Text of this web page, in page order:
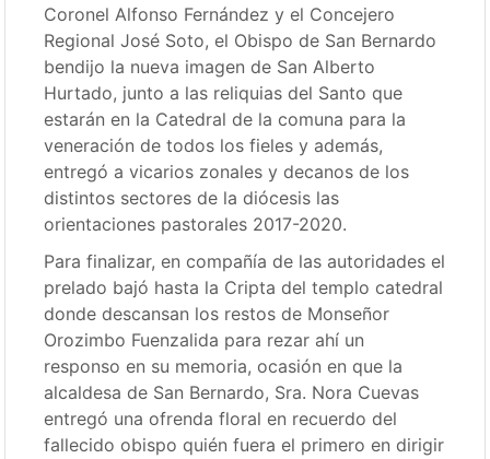
Coronel Alfonso Fernández y el Concejero
Regional José Soto, el Obispo de San Bernardo
bendijo la nueva imagen de San Alberto
Hurtado, junto a las reliquias del Santo que
estarán en la Catedral de la comuna para la
veneración de todos los fieles y además,
entregó a vicarios zonales y decanos de los
distintos sectores de la diócesis las
orientaciones pastorales 2017-2020.
Para finalizar, en compañía de las autoridades el
prelado bajó hasta la Cripta del templo catedral
donde descansan los restos de Monseñor
Orozimbo Fuenzalida para rezar ahí un
responso en su memoria, ocasión en que la
alcaldesa de San Bernardo, Sra. Nora Cuevas
entregó una ofrenda floral en recuerdo del
fallecido obispo quién fuera el primero en dirigir